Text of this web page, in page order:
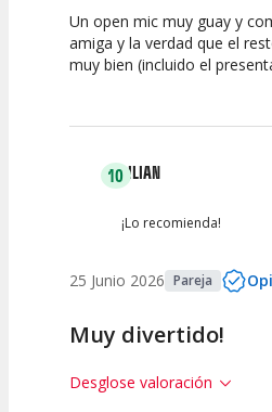
10
Calidad del
10
Puesta en
Un open mic muy guay y
amiga y la verdad que el
muy bien (incluido el
10LILIAN
¡Lo recomienda!
25 Junio 2026 Pareja
Muy divertido!
Desglose valoración